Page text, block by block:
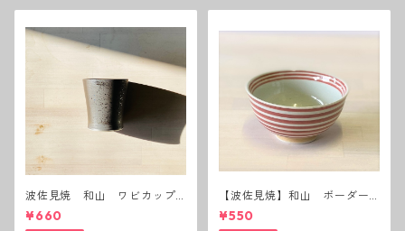
波佐見焼 和山 ワビカップ
黒錆 3種(アウトレット）
¥660
【波佐見焼】和山 ボーダー
茶碗 赤
¥550